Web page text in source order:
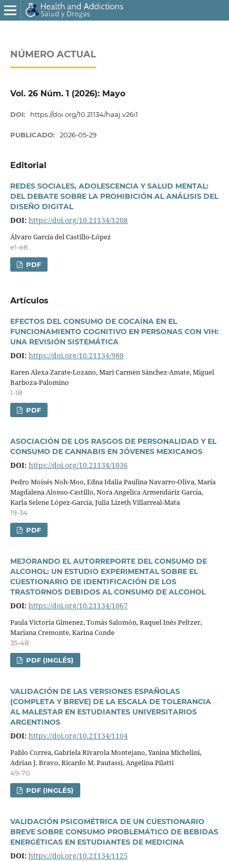
NÚMERO ACTUAL
Vol. 26 Núm. 1 (2026): Mayo
DOI: https://doi.org/10.21134/haaj.v26i1
PUBLICADO: 2026-05-29
Editorial
REDES SOCIALES, ADOLESCENCIA Y SALUD MENTAL:
DEL DEBATE SOBRE LA PROHIBICIÓN AL ANÁLISIS DEL
DISEÑO DIGITAL
DOI: https://doi.org/10.21134/1208
Álvaro Garcí­a del Castillo-López
e1-e8
PDF
Artí­culos
EFECTOS DEL CONSUMO DE COCAÍNA EN EL
FUNCIONAMIENTO COGNITIVO EN PERSONAS CON VIH:
UNA REVISIÓN SISTEMÁTICA
DOI: https://doi.org/10.21134/988
Karen Alexa Zarate-Lozano, Mari Carmen Sánchez-Amate, Miguel
Barboza-Palomino
1-18
PDF
ASOCIACIÓN DE LOS RASGOS DE PERSONALIDAD Y EL
CONSUMO DE CANNABIS EN JÓVENES MEXICANOS
DOI: https://doi.org/10.21134/1036
Pedro Moisés Noh-Moo, Edna Idalia Paulina Navarro-Oliva, Marí­a
Magdalena Alonso-Castillo, Nora Angelica Armendáriz Garcí­a,
Karla Selene López-Garcí­a, Julia Lizeth Villarreal-Mata
19-34
PDF
MEJORANDO EL AUTORREPORTE DEL CONSUMO DE
ALCOHOL: UN ESTUDIO EXPERIMENTAL SOBRE EL
CUESTIONARIO DE IDENTIFICACIÓN DE LOS
TRASTORNOS DEBIDOS AL CONSUMO DE ALCOHOL
DOI: https://doi.org/10.21134/1067
Paula Victoria Gimenez, Tomás Salomón, Raquel Inés Peltzer,
Mariana Cremonte, Karina Conde
35-48
PDF (INGLÉS)
VALIDACIÓN DE LAS VERSIONES ESPAÑOLAS
(COMPLETA Y BREVE) DE LA ESCALA DE TOLERANCIA
AL MALESTAR EN ESTUDIANTES UNIVERSITARIOS
ARGENTINOS
DOI: https://doi.org/10.21134/1104
Pablo Correa, Gabriela Rivarola Montejano, Yanina Michelini,
Adrian J. Bravo, Ricardo M. Pautassi, Angelina Pilatti
49-70
PDF (INGLÉS)
VALIDACIÓN PSICOMÉTRICA DE UN CUESTIONARIO
BREVE SOBRE CONSUMO PROBLEMÁTICO DE BEBIDAS
ENERGÉTICAS EN ESTUDIANTES DE MEDICINA
DOI: https://doi.org/10.21134/1125